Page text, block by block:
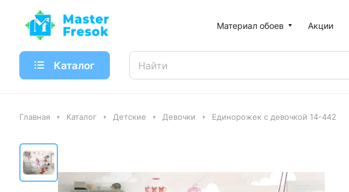
Материал обоев Акции
Каталог
Главная Каталог Детские Девочки Единорожек с девочкой 14-442